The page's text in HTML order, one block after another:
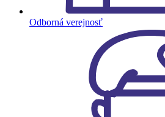
Odborná verejnosť